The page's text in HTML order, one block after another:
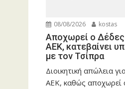
08/08/2026 kostas
Αποχωρεί ο
ΑΕΚ, κατεβαίνει
με τον Τσίπρα
Διοικητική απώλεια
ΑΕΚ, καθώς αποχωρεί